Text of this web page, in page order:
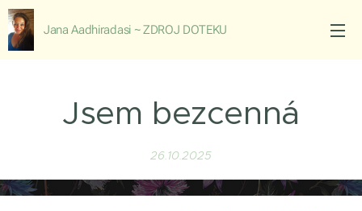
Jana Aadhiradasi ~ ZDROJ DOTEKU
Jsem bezcenná
26.10.2025